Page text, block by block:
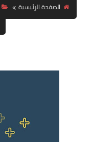
الصفحة الرئيسية